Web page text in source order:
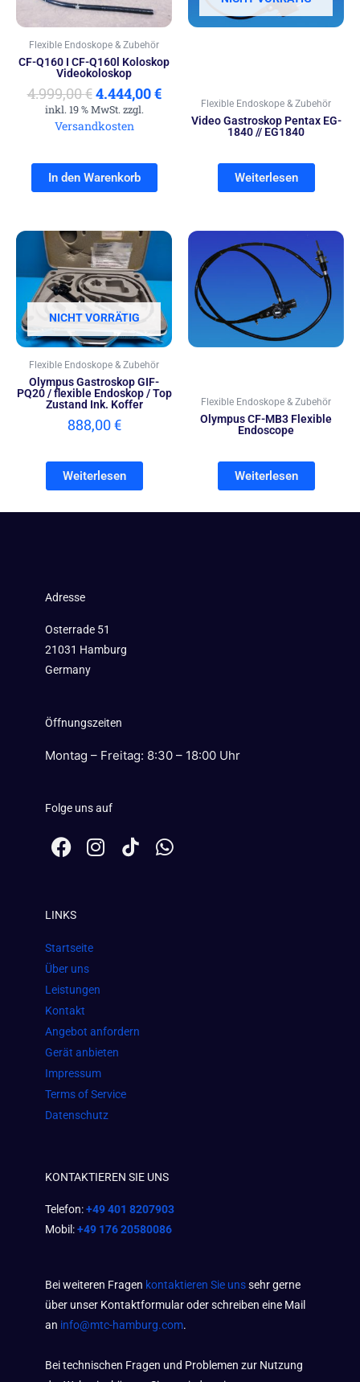
Flexible Endoskope & Zubehör
CF-Q160 I CF-Q160l Koloskop
Videokoloskop
4.999,00€4.444,00€
inkl. 19 % MwSt. zzgl.
Versandkosten
In den Warenkorb
Flexible Endoskope & Zubehör
Video Gastroskop Pentax EG-
1840 // EG1840
Weiterlesen
NICHT VORRÄTIG
Flexible Endoskope & Zubehör
Olympus Gastroskop GIF-
PQ20 / flexible Endoskop / Top
Zustand Ink. Koffer
888,00€
Weiterlesen
Flexible Endoskope & Zubehör
Olympus CF-MB3 Flexible
Endoscope
Weiterlesen
Adresse
Osterrade 51
21031 Hamburg
Germany
Öffnungszeiten
Montag – Freitag: 8:30 – 18:00 Uhr
Folge uns auf
F
a
b
o
o
k
I
n
m
W
h
LINKS
Startseite
Über uns
Leistungen
Kontakt
Angebot anfordern
Gerät anbieten
Impressum
Terms of Service
Datenschutz
KONTAKTIEREN SIE UNS
Telefon:+49 401 8207903
Mobil:+49 176 20580086
Bei weiteren Fragen kontaktieren Sie unssehr gerne
über unser Kontaktformular oder schreiben eine Mail
an info@mtc-hamburg.com.
Bei technischen Fragen und Problemen zur Nutzung